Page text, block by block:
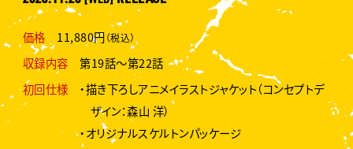
価格 11,880円（税込）
収録内容
第19話～第22話
初回仕様
・描き下ろしアニメイラストジャケット（コンセプトデ
ザイン：森山 洋）
・オリジナルスケルトンパッケージ